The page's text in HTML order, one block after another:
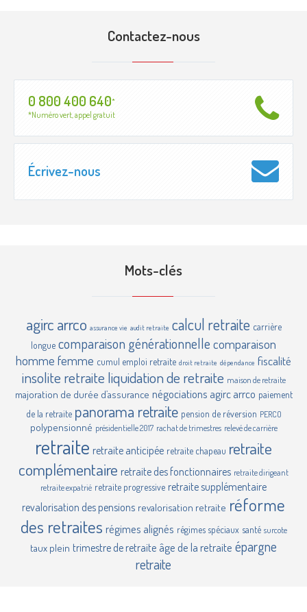
Contactez-nous
0 800 400 640*
*Numéro vert, appel gratuit
Écrivez-nous
Mots-clés
agirc arrco assurance vie audit retraite calcul retraite carrière
longue comparaison générationnelle comparaison
homme femme cumul emploi retraite droit retraite dépendance fiscalité
insolite retraite liquidation de retraite maison de retraite
majoration de durée d’assurance négociations agirc arrco paiement
de la retraite panorama retraite pension de réversion PERCO
polypensionné présidentielle 2017 rachat de trimestres relevé de carrière
retraite retraite anticipée retraite chapeau retraite
complémentaire retraite des fonctionnaires retraite dirigeant
retraite expatrié retraite progressive retraite supplémentaire
revalorisation des pensions revalorisation retraite réforme
des retraites régimes alignés régimes spéciaux santé surcote
taux plein trimestre de retraite âge de la retraite épargne
retraite